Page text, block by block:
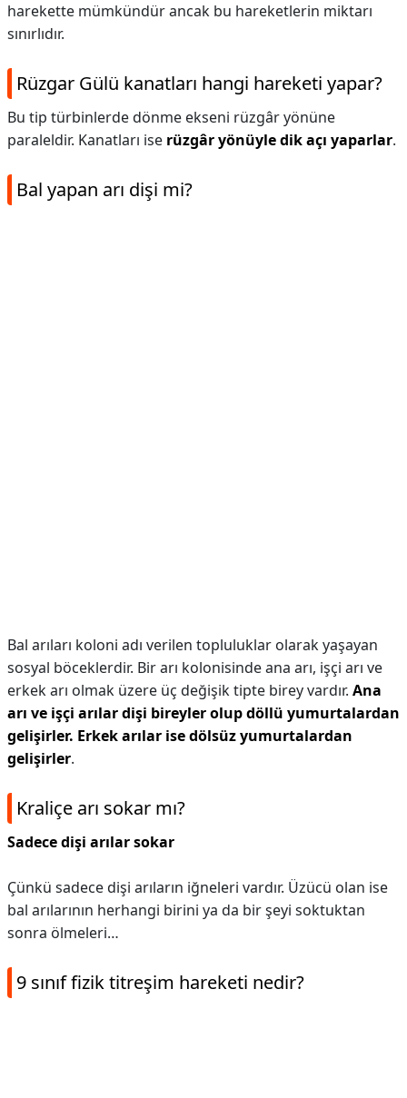
harekette mümkündür ancak bu hareketlerin miktarı
sınırlıdır.
Rüzgar Gülü kanatları hangi hareketi yapar?
Bu tip türbinlerde dönme ekseni rüzgâr yönüne
paraleldir. Kanatları ise rüzgâr yönüyle dik açı yaparlar.
Bal yapan arı dişi mi?
Bal arıları koloni adı verilen topluluklar olarak yaşayan
sosyal böceklerdir. Bir arı kolonisinde ana arı, işçi arı ve
erkek arı olmak üzere üç değişik tipte birey vardır. Ana
arı ve işçi arılar dişi bireyler olup döllü yumurtalardan
gelişirler. Erkek arılar ise dölsüz yumurtalardan
gelişirler.
Kraliçe arı sokar mı?
Sadece dişi arılar sokar
Çünkü sadece dişi arıların iğneleri vardır. Üzücü olan ise
bal arılarının herhangi birini ya da bir şeyi soktuktan
sonra ölmeleri…
9 sınıf fizik titreşim hareketi nedir?